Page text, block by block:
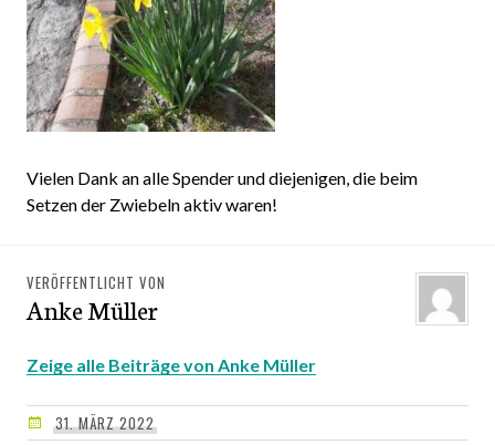
Vielen Dank an alle Spender und diejenigen, die beim
Setzen der Zwiebeln aktiv waren!
VERÖFFENTLICHT VON
Anke Müller
Zeige alle Beiträge von Anke Müller
31. MÄRZ 2022